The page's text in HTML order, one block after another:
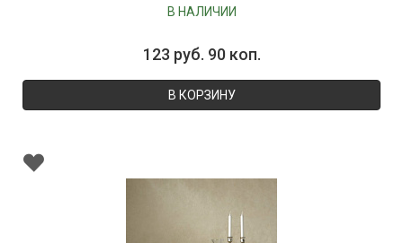
В НАЛИЧИИ
123 руб. 90 коп.
В КОРЗИНУ